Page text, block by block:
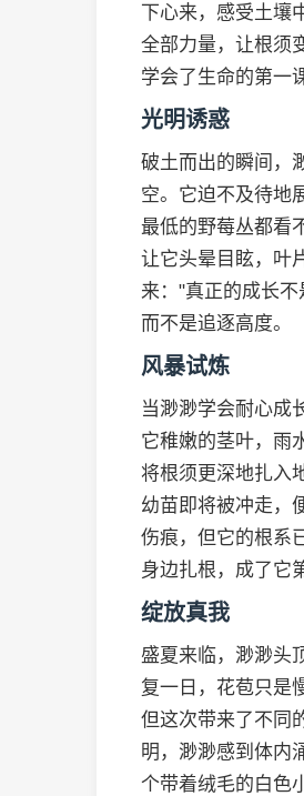
下心来，感受土壤
全部力量，让根须
学会了生命的第一
光明诱惑
破土而出的瞬间，
空。它迫不及待地
最低的野莓丛都看
让它头晕目眩，叶
来："真正的成长
而不是追逐高度。
风暴试炼
当渺渺学会耐心成
它稚嫩的茎叶，雨
将根须更深地扎入
幼苗即将被冲走，
伤痕，但它的根系
身边扎根，成了它
绽放真我
盛夏来临，渺渺头
复一日，花苞只是
但这次带来了不同
明，渺渺感到体内
个带着绒毛的白色